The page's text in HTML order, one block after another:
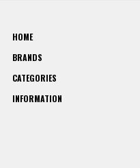
HOME
BRANDS
CATEGORIES
INFORMATION